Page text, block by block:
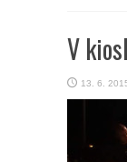
V
13. 6.